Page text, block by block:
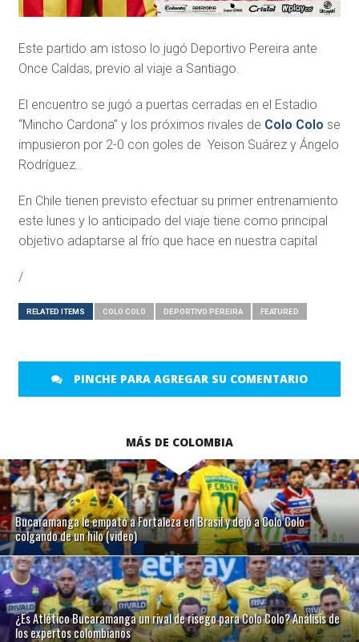
Este partido am istoso lo jugó Deportivo Pereira ante
Once Caldas, previo al viaje a Santiago.
El encuentro se jugó a puertas cerradas en el Estadio
“Mincho Cardona” y los próximos rivales de Colo Colo se
impusieron por 2-0 con goles de Yeison Suárez y Ángelo
Rodríguez..
En Chile tienen previsto efectuar su primer entrenamiento
este lunes y lo anticipado del viaje tiene como principal
objetivo adaptarse al frío que hace en nuestra capital
/
RELATED ITEMS COLO COLO DEPORTIVO PEREIRA FEATURED
PINCHE PARA AGREGAR SU COMENTARIO
MÁS DE COLOMBIA
Bucaramanga le empató a Fortaleza en Brasil y dejó a Colo Colo
colgando de un hilo (video)
¿Es Atlético Bucaramanga un rival de risego para Colo Colo? Análisis de
los expertos colombianos